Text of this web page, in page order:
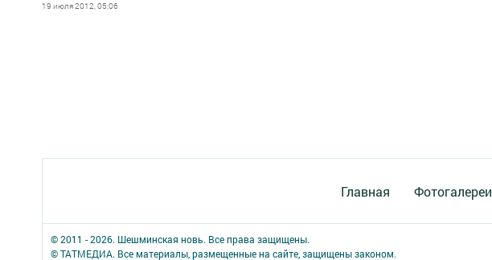
19 июля 2012, 05:06
Главная Фотогалереи
© 2011 - 2026. Шешминская новь. Все права защищены.
© ТАТМЕДИА. Все материалы, размещенные на сайте, защищены законом.